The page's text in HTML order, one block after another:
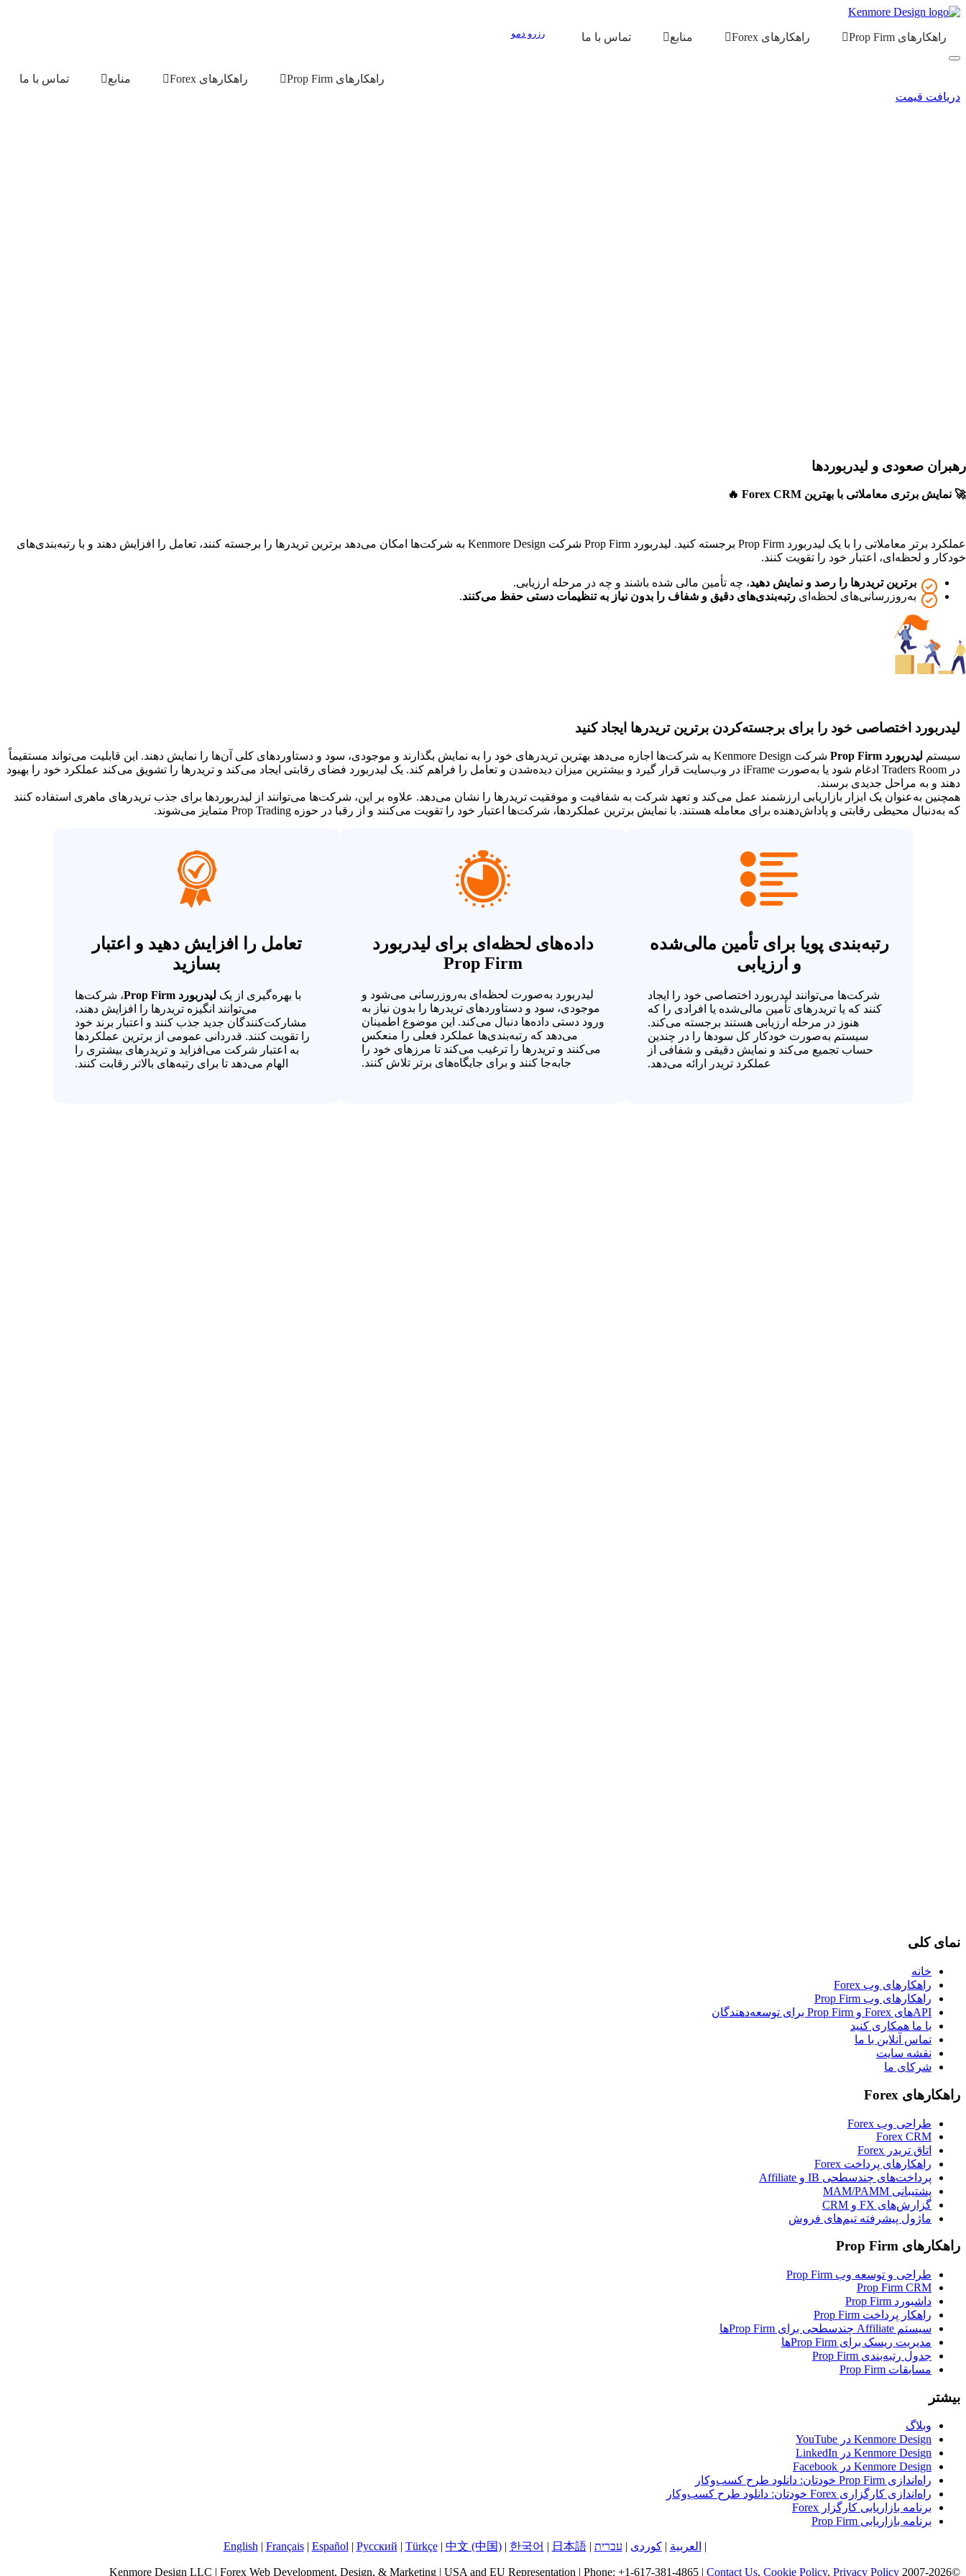
راهکارهای Prop Firm راهکارهای Forex منابع تماس با ما رزرو دمو
راهکارهای Prop Firm راهکارهای Forex منابع
تماس با ما
دریافت قیمت
رهبران صعودی و لیدربوردها
🚀 نمایش برتری معاملاتی با بهترین Forex CRM 🔥
عملکرد برتر معاملاتی را با یک لیدربورد Prop Firm برجسته کنید. لیدربورد Prop Firm شرکت Kenmore Design به شرکت‌ها امکان می‌دهد برترین تریدرها را برجسته کنند، تعامل را افزایش دهند و با رتبه‌بندی‌های
خودکار و لحظه‌ای، اعتبار خود را تقویت کنند.
برترین تریدرها را رصد و نمایش دهید، چه تأمین مالی شده باشند و چه در مرحله ارزیابی.
به‌روزرسانی‌های لحظه‌ای رتبه‌بندی‌های دقیق و شفاف را بدون نیاز به تنظیمات دستی حفظ می‌کنند.
لیدربورد اختصاصی خود را برای برجسته‌کردن برترین تریدرها ایجاد کنید
سیستم لیدربورد Prop Firm
شرکت Kenmore Design به شرکت‌ها اجازه می‌دهد بهترین تریدرهای خود را به نمایش بگذارند و موجودی، سود و دستاوردهای کلی آن‌ها را نمایش دهند. این قابلیت می‌تواند مستقیماً
در Traders Room ادغام شود یا به‌صورت iFrame در وب‌سایت قرار گیرد و بیشترین میزان دیده‌شدن و تعامل را فراهم کند. یک لیدربورد فضای رقابتی ایجاد می‌کند و تریدرها را تشویق می‌کند عملکرد خود را بهبود
دهند و به مراحل جدیدی برسند.
همچنین به‌عنوان یک ابزار بازاریابی ارزشمند عمل می‌کند و تعهد شرکت به شفافیت و موفقیت تریدرها را نشان می‌دهد. علاوه بر این، شرکت‌ها می‌توانند از لیدربوردها برای جذب تریدرهای ماهری استفاده کنند
که به‌دنبال محیطی رقابتی و پاداش‌دهنده برای معامله هستند. با نمایش برترین عملکردها، شرکت‌ها اعتبار خود را تقویت می‌کنند و از رقبا در حوزه Prop Trading متمایز می‌شوند.
رتبه‌بندی پویا برای تأمین مالی‌شده
و ارزیابی
شرکت‌ها می‌توانند لیدربورد اختصاصی خود را ایجاد
کنند که یا تریدرهای تأمین مالی‌شده یا افرادی را که
هنوز در مرحله ارزیابی هستند برجسته می‌کند.
سیستم به‌صورت خودکار کل سودها را در چندین
حساب تجمیع می‌کند و نمایش دقیقی و شفافی از
عملکرد تریدر ارائه می‌دهد.
داده‌های لحظه‌ای برای لیدربورد
Prop Firm
لیدربورد به‌صورت لحظه‌ای به‌روزرسانی می‌شود و
موجودی، سود و دستاوردهای تریدرها را بدون نیاز به
ورود دستی داده‌ها دنبال می‌کند. این موضوع اطمینان
می‌دهد که رتبه‌بندی‌ها عملکرد فعلی را منعکس
می‌کنند و تریدرها را ترغیب می‌کند تا مرزهای خود را
جابه‌جا کنند و برای جایگاه‌های برتر تلاش کنند.
تعامل را افزایش دهید و اعتبار
بسازید
با بهره‌گیری از یک لیدربورد Prop Firm
، شرکت‌ها
می‌توانند انگیزه تریدرها را افزایش دهند،
مشارکت‌کنندگان جدید جذب کنند و اعتبار برند خود
را تقویت کنند. قدردانی عمومی از برترین عملکردها
به اعتبار شرکت می‌افزاید و تریدرهای بیشتری را
الهام می‌دهد تا برای رتبه‌های بالاتر رقابت کنند.
نمای کلی
خانه
راهکارهای وب Forex
راهکارهای وب Prop Firm
APIهای Forex و Prop Firm برای توسعه‌دهندگان
با ما همکاری کنید
تماس آنلاین با ما
نقشه سایت
شرکای ما
راهکارهای Forex
طراحی وب Forex
Forex CRM
اتاق تریدر Forex
راهکارهای پرداخت Forex
پرداخت‌های چندسطحی IB و Affiliate
پشتیبانی MAM/PAMM
گزارش‌های FX و CRM
ماژول پیشرفته تیم‌های فروش
راهکارهای Prop Firm
طراحی و توسعه وب Prop Firm
Prop Firm CRM
داشبورد Prop Firm
راهکار پرداخت Prop Firm
سیستم Affiliate چندسطحی برای Prop Firmها
مدیریت ریسک برای Prop Firmها
جدول رتبه‌بندی Prop Firm
مسابقات Prop Firm
بیشتر
وبلاگ
Kenmore Design در YouTube
Kenmore Design در LinkedIn
Kenmore Design در Facebook
راه‌اندازی Prop Firm خودتان: دانلود طرح کسب‌وکار
راه‌اندازی کارگزاری Forex خودتان: دانلود طرح کسب‌وکار
برنامه بازاریابی کارگزار Forex
برنامه بازاریابی Prop Firm
English| Français| Español| Русский | Türkçe| 中文 (中国)| 한국어 | 日本語| עברית | کوردی| العربية |
©2007-2026 Kenmore Design LLC | Forex Web Development, Design, & Marketing | USA and EU Representation | Phone: +1-617-381-4865 |
Contact Us, Cookie Policy, Privacy Policy